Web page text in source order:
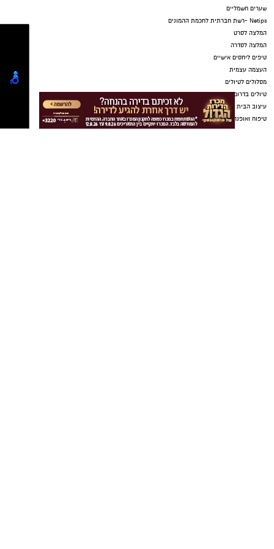
החדשים לסגל. יאללה מכבי!"
במכבי ראשון לציון רואים בהמשך דרכו של סידי
נדבך משמעותי בבניית הסגל לעונה הקרובה, מתוך
שאיפה להחזיר את הקבוצה לצמרת הכדוריד
הישראלי ולהיאבק מחדש על כל התארים.